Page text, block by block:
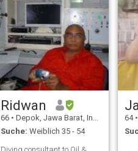
Ridwan
66 • Depok, Jawa Barat, Indonesien
Suche: Weiblich 35 - 54
64 •